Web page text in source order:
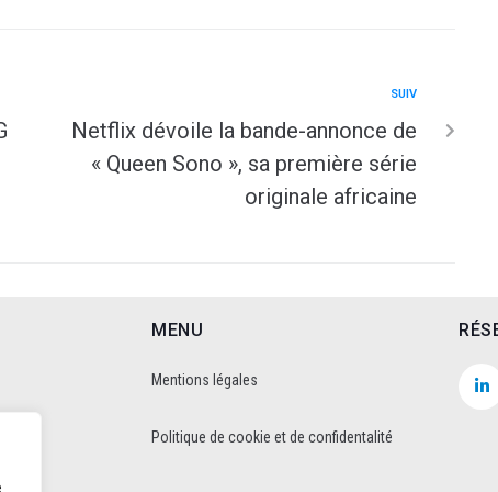
SUIV
Netflix dévoile la bande-annonce de
« Queen Sono », sa première série
originale africaine
MENU
Mentions légales
Politique de cookie et de confidentalité